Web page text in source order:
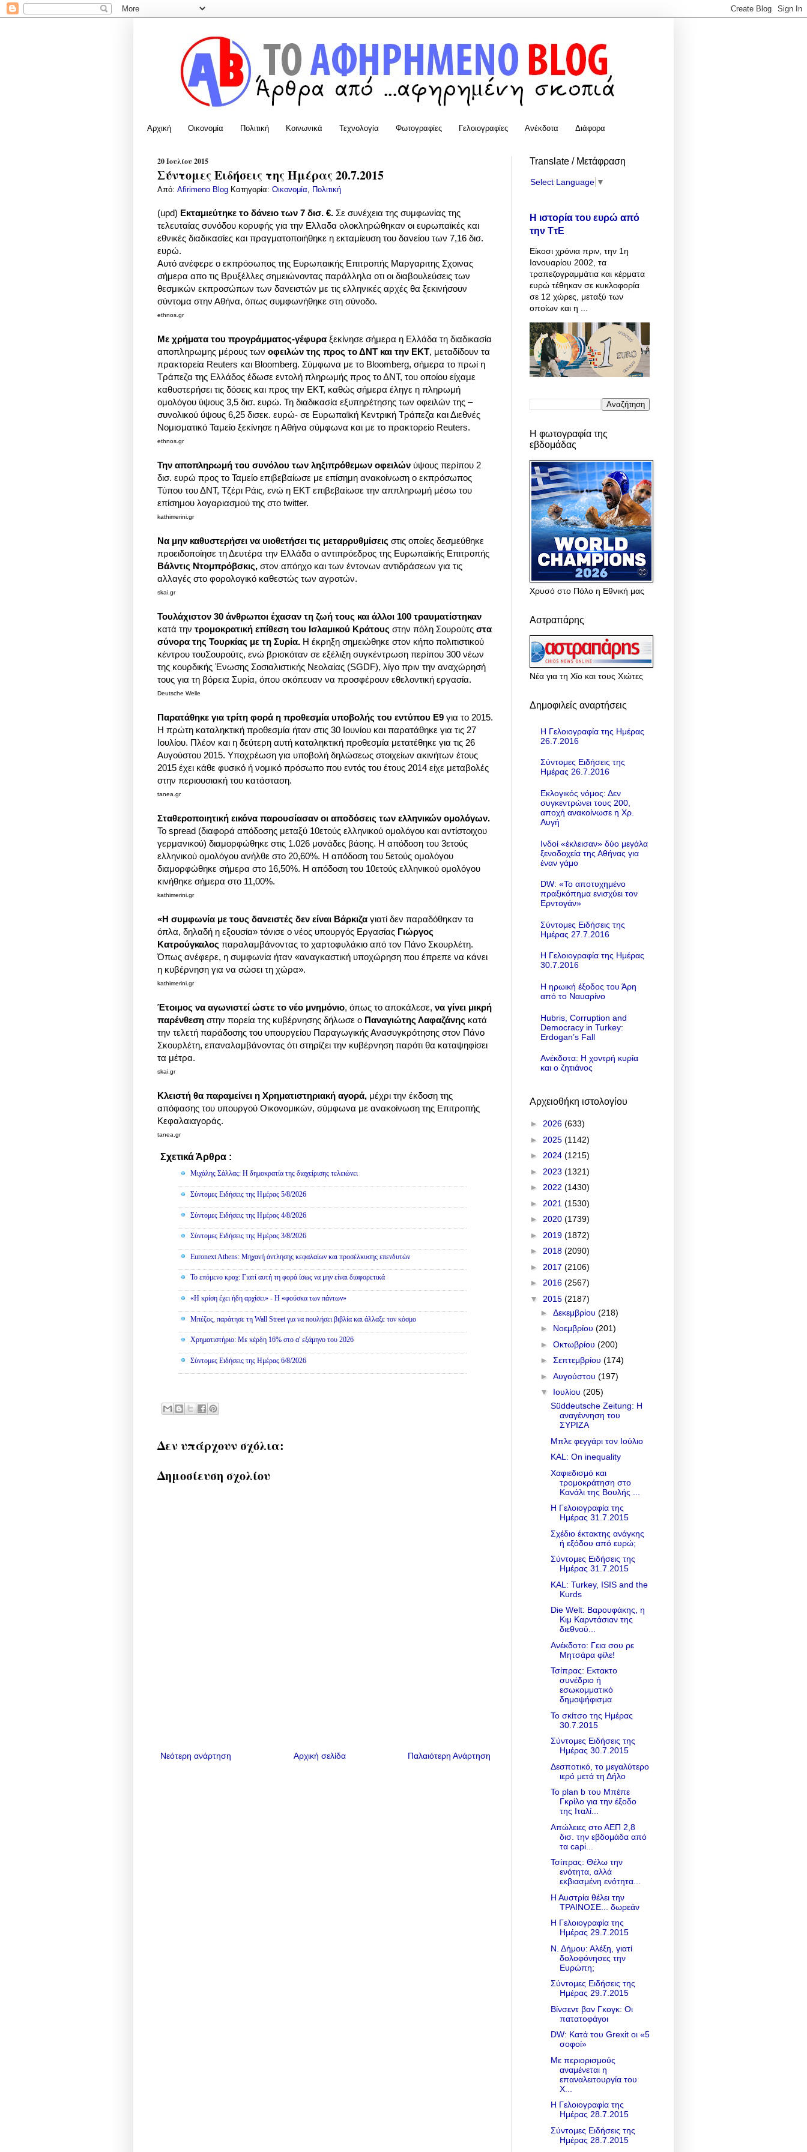
Αρχική Οικονομία Πολιτική Κοινωνικά Τεχνολογία Φωτογραφίες Γελοιογραφίες Ανέκδοτα Διάφορα
20 Ιουλίου 2015
Σύντομες Ειδήσεις της Ημέρας 20.7.2015
Από: Afirimeno Blog Κατηγορία: Οικονομία Πολιτική
(upd) Εκταμιεύτηκε το δάνειο των 7 δισ. €. Σε συνέχεια της συμφωνίας της
τελευταίας συνόδου κορυφής για την Ελλαδα ολοκληρώθηκαν οι ευρωπαϊκές και
εθνικές διαδικασίες και πραγματοποιήθηκε η εκταμίευση του δανείου των 7,16 δισ.
ευρώ.
Αυτό ανέφερε ο εκπρόσωπος της Ευρωπαικής Επιτροπής Μαργαριτης Σχοινας
σήμερα απο τις Βρυξέλλες σημειώνοντας παράλληλα οτι οι διαβουλεύσεις των
θεσμικών εκπροσώπων των δανειστών με τις ελληνικές αρχές θα ξεκινήσουν
σύντομα στην Αθήνα, όπως συμφωνήθηκε στη σύνοδο.
ethnos.gr
Με χρήματα του προγράμματος-γέφυρα ξεκίνησε σήμερα η Ελλάδα τη διαδικασία
αποπληρωμης μέρους των οφειλών της προς το ΔΝΤ και την ΕΚΤ, μεταδίδουν τα
πρακτορεία Reuters και Bloomberg. Σύμφωνα με το Bloomberg, σήμερα το πρωί η
Τράπεζα της Ελλάδος έδωσε εντολή πληρωμής προς το ΔΝΤ, του οποίου είχαμε
καθυστερήσει τις δόσεις και προς την ΕΚΤ, καθώς σήμερα έληγε η πληρωμή
ομολόγου ύψους 3,5 δισ. ευρώ. Τη διαδικασία εξυπηρέτησης των οφειλών της –
συνολικού ύψους 6,25 δισεκ. ευρώ- σε Ευρωπαϊκή Κεντρική Τράπεζα και Διεθνές
Νομισματικό Ταμείο ξεκίνησε η Αθήνα σύμφωνα και με το πρακτορείο Reuters.
ethnos.gr
Την αποπληρωμή του συνόλου των ληξιπρόθεμων οφειλών ύψους περίπου 2
δισ. ευρώ προς το Ταμείο επιβεβαίωσε με επίσημη ανακοίνωση ο εκπρόσωπος
Τύπου του ΔΝΤ, Τζέρι Ράις, ενώ η ΕΚΤ επιβεβαίωσε την αππληρωμή μέσω του
επίσημου λογαριασμού της στο twitter.
kathimerini.gr
Να μην καθυστερήσει να υιοθετήσει τις μεταρρυθμίσεις στις οποίες δεσμεύθηκε
προειδοποίησε τη Δευτέρα την Ελλάδα ο αντιπρόεδρος της Ευρωπαϊκής Επιτροπής
Βάλντις Ντομπρόβσκις, στον απόηχο και των έντονων αντιδράσεων για τις
αλλαγές στο φορολογικό καθεστώς των αγροτών.
skai.gr
Τουλάχιστον 30 άνθρωποι έχασαν τη ζωή τους και άλλοι 100 τραυματίστηκαν
κατά την τρομοκρατική επίθεση του Iσλαμικού Κράτους στην πόλη Σουρούτς στα
σύνορα της Τουρκίας με τη Συρία. Η έκρηξη σημειώθηκε στον κήπο πολιτιστικού
κέντρου τουΣουρούτς, ενώ βρισκόταν σε εξέλιξη συγκέντρωση περίπου 300 νέων
της κουρδικής Ένωσης Σοσιαλιστικής Νεολαίας (SGDF), λίγο πριν την αναχώρησή
τους για τη βόρεια Συρία, όπου σκόπευαν να προσφέρουν εθελοντική εργασία.
Deutsche Welle
Παρατάθηκε για τρίτη φορά η προθεσμία υποβολής του εντύπου Ε9 για το 2015.
Η πρώτη καταληκτική προθεσμία ήταν στις 30 Ιουνίου και παρατάθηκε για τις 27
Ιουλίου. Πλέον και η δεύτερη αυτή καταληκτική προθεσμία μετατέθηκε για τις 26
Αυγούστου 2015. Υποχρέωση για υποβολή δηλώσεως στοιχείων ακινήτων έτους
2015 έχει κάθε φυσικό ή νομικό πρόσωπο που εντός του έτους 2014 είχε μεταβολές
στην περιουσιακή του κατάσταση.
tanea.gr
Σταθεροποιητική εικόνα παρουσίασαν οι αποδόσεις των ελληνικών ομολόγων.
Το spread (διαφορά απόδοσης μεταξύ 10ετούς ελληνικού ομολόγου και αντίστοιχου
γερμανικού) διαμορφώθηκε στις 1.026 μονάδες βάσης. Η απόδοση του 3ετούς
ελληνικού ομολόγου ανήλθε στο 20,60%. Η απόδοση του 5ετούς ομολόγου
διαμορφώθηκε σήμερα στο 16,50%. Η απόδοση του 10ετούς ελληνικού ομολόγου
κινήθηκε σήμερα στο 11,00%.
kathimerini.gr
«Η συμφωνία με τους δανειστές δεν είναι Βάρκιζα γιατί δεν παραδόθηκαν τα
όπλα, δηλαδή η εξουσία» τόνισε ο νέος υπουργός Εργασίας Γιώργος
Κατρούγκαλος παραλαμβάνοντας το χαρτοφυλάκιο από τον Πάνο Σκουρλέτη.
Όπως ανέφερε, η συμφωνία ήταν «αναγκαστική υποχώρηση που έπρεπε να κάνει
η κυβέρνηση για να σώσει τη χώρα».
kathimerini.gr
Έτοιμος να αγωνιστεί ώστε το νέο μνημόνιο, όπως το αποκάλεσε, να γίνει μικρή
παρένθεση στην πορεία της κυβέρνησης δήλωσε ο Παναγιώτης Λαφαζάνης κατά
την τελετή παράδοσης του υπουργείου Παραγωγικής Ανασυγκρότησης στον Πάνο
Σκουρλέτη, επαναλαμβάνοντας ότι στηρίζει την κυβέρνηση παρότι θα καταψηφίσει
τα μέτρα.
skai.gr
Κλειστή θα παραμείνει η Χρηματιστηριακή αγορά, μέχρι την έκδοση της
απόφασης του υπουργού Οικονομικών, σύμφωνα με ανακοίνωση της Επιτροπής
Κεφαλαιαγοράς.
tanea.gr
Σχετικά Άρθρα :
Μιχάλης Σάλλας: Η δημοκρατία της διαχείρισης τελειώνει
Σύντομες Ειδήσεις της Ημέρας 5/8/2026
Σύντομες Ειδήσεις της Ημέρας 4/8/2026
Σύντομες Ειδήσεις της Ημέρας 3/8/2026
Euronext Athens: Μηχανή άντλησης κεφαλαίων και προσέλκυσης επενδυτών
To επόμενο κραχ: Γιατί αυτή τη φορά ίσως να μην είναι διαφορετικά
«Η κρίση έχει ήδη αρχίσει» - Η «φούσκα των πάντων»
Μπέζος, παράτησε τη Wall Street για να πουλήσει βιβλία και άλλαξε τον κόσμο
Χρηματιστήριο: Με κέρδη 16% στο α' εξάμηνο του 2026
Σύντομες Ειδήσεις της Ημέρας 6/8/2026
Δεν υπάρχουν σχόλια:
Δημοσίευση σχολίου
Νεότερη ανάρτηση Παλαιότερη Ανάρτηση
Αρχική σελίδα
Translate / Μετάφραση
Select Language ▼
Η ιστορία του ευρώ από
την ΤτΕ
Είκοσι χρόνια πριν, την 1η
Ιανουαρίου 2002, τα
τραπεζογραμμάτια και κέρματα
ευρώ τέθηκαν σε κυκλοφορία
σε 12 χώρες, μεταξύ των
οποίων και η ...
Η φωτογραφία της
εβδομάδας
Χρυσό στο Πόλο η Εθνική μας
Αστραπάρης
Νέα για τη Χίο και τους Χιώτες
Δημοφιλείς αναρτήσεις
Η Γελοιογραφία της Ημέρας
26.7.2016
Σύντομες Ειδήσεις της
Ημέρας 26.7.2016
Εκλογικός νόμος: Δεν
συγκεντρώνει τους 200,
αποχή ανακοίνωσε η Χρ.
Αυγή
Ινδοί «έκλεισαν» δύο μεγάλα
ξενοδοχεία της Αθήνας για
έναν γάμο
DW: «To αποτυχημένο
πραξικόπημα ενισχύει τον
Ερντογάν»
Σύντομες Ειδήσεις της
Ημέρας 27.7.2016
Η Γελοιογραφία της Ημέρας
30.7.2016
Η ηρωική έξοδος του Άρη
από το Ναυαρίνο
Hubris, Corruption and
Democracy in Turkey:
Erdogan’s Fall
Ανέκδοτα: Η χοντρή κυρία
και ο ζητιάνος
Αρχειοθήκη ιστολογίου
► 2026 (633)
► 2025 (1142)
► 2024 (1215)
► 2023 (1321)
► 2022 (1430)
► 2021 (1530)
► 2020 (1739)
► 2019 (1872)
► 2018 (2090)
► 2017 (2106)
► 2016 (2567)
▼ 2015 (2187)
► Δεκεμβρίου (218)
► Νοεμβρίου (201)
► Οκτωβρίου (200)
► Σεπτεμβρίου (174)
► Αυγούστου (197)
▼ Ιουλίου (205)
Süddeutsche Zeitung: H
αναγέννηση του
ΣΥΡΙΖΑ
Μπλε φεγγάρι τον Ιούλιο
KAL: On inequality
Χαφιεδισμό και
τρομοκράτηση στο
Κανάλι της Βουλής ...
Η Γελοιογραφία της
Ημέρας 31.7.2015
Σχέδιο έκτακτης ανάγκης
ή εξόδου από ευρώ;
Σύντομες Ειδήσεις της
Ημέρας 31.7.2015
KAL: Turkey, ISIS and the
Kurds
Die Welt: Βαρουφάκης, η
Κιμ Καρντάσιαν της
διεθνού...
Ανέκδοτο: Γεια σου ρε
Μητσάρα φίλε!
Τσίπρας: Εκτακτο
συνέδριο ή
εσωκομματικό
δημοψήφισμα
Το σκίτσο της Ημέρας
30.7.2015
Σύντομες Ειδήσεις της
Ημέρας 30.7.2015
Δεσποτικό, το μεγαλύτερο
ιερό μετά τη Δήλο
Το plan b του Μπέπε
Γκρίλο για την έξοδο
της Ιταλί...
Απώλειες στο ΑΕΠ 2,8
δισ. την εβδομάδα από
τα capi...
Τσίπρας: Θέλω την
ενότητα, αλλά
εκβιασμένη ενότητα...
Η Αυστρία θέλει την
ΤΡΑΙΝΟΣΕ... δωρεάν
Η Γελοιογραφία της
Ημέρας 29.7.2015
Ν. Δήμου: Αλέξη, γιατί
δολοφόνησες την
Ευρώπη;
Σύντομες Ειδήσεις της
Ημέρας 29.7.2015
Βίνσεντ βαν Γκογκ: Οι
πατατοφάγοι
DW: Κατά του Grexit οι «5
σοφοί»
Με περιορισμούς
αναμένεται η
επαναλειτουργία του
Χ...
Η Γελοιογραφία της
Ημέρας 28.7.2015
Σύντομες Ειδήσεις της
Ημέρας 28.7.2015